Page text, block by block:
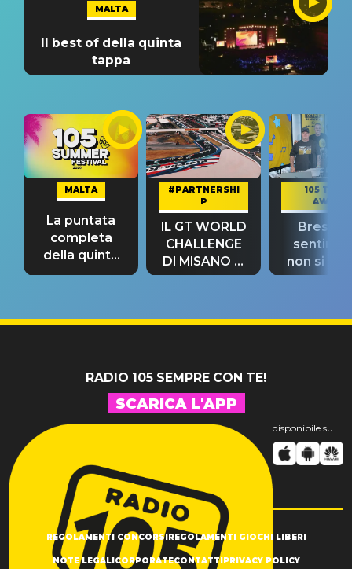
MALTA
Il best of della quinta
tappa
MALTA
La puntata
completa
della quinta
tappa
#PARTNERSHI
P
IL GT WORLD
CHALLENGE
DI MISANO si
riconferma
105 TAKE
AWAY
Bresh:
non si
fino alla
RADIO 105 SEMPRE CON TE!
SCARICA L'APP
disponibile su
REGOLAMENTI CONCORSIREGOLAMENTI GIOCHI LIBERI
NOTE LEGALICORPORATECONTATTIPRIVACY POLICY